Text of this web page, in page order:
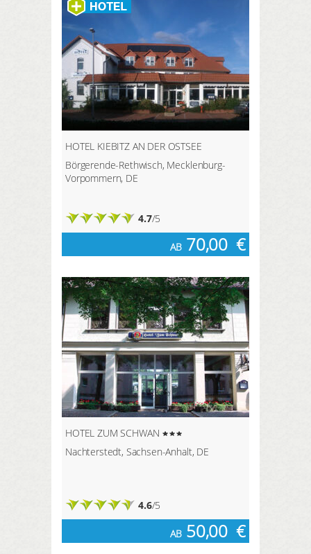
Natur.
beiden überregionalen Wanderwege
Märkischer Landweg und
Uckermärker Landrunde führen
durch den Ort und lassen sich auf
Teilstrecken von Templin aus
entdecken.
HOTEL KIEBITZ AN DER OSTSEE
Börgerende-Rethwisch, Mecklenburg-
Vorpommern, DE
4.7/5
AB 70,00 €
HOTEL ZUM SCHWAN
Nachterstedt, Sachsen-Anhalt, DE
4.6/5
AB 50,00 €